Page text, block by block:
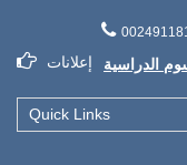
contentإعلانات
الدراسية
والثالثQuick Links